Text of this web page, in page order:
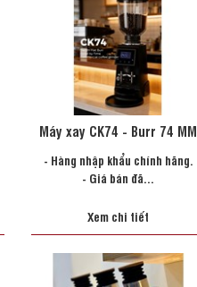
Máy xay CK74 - Burr 74 MM
- Hàng nhập khẩu chính hãng.
- Giá bán đã...
Xem chi tiết